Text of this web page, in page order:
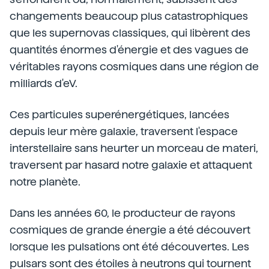
changements beaucoup plus catastrophiques
que les supernovas classiques, qui libèrent des
quantités énormes d'énergie et des vagues de
véritables rayons cosmiques dans une région de
milliards d'eV.
Ces particules superénergétiques, lancées
depuis leur mère galaxie, traversent l'espace
interstellaire sans heurter un morceau de materi,
traversent par hasard notre galaxie et attaquent
notre planète.
Dans les années 60, le producteur de rayons
cosmiques de grande énergie a été découvert
lorsque les pulsations ont été découvertes. Les
pulsars sont des étoiles à neutrons qui tournent